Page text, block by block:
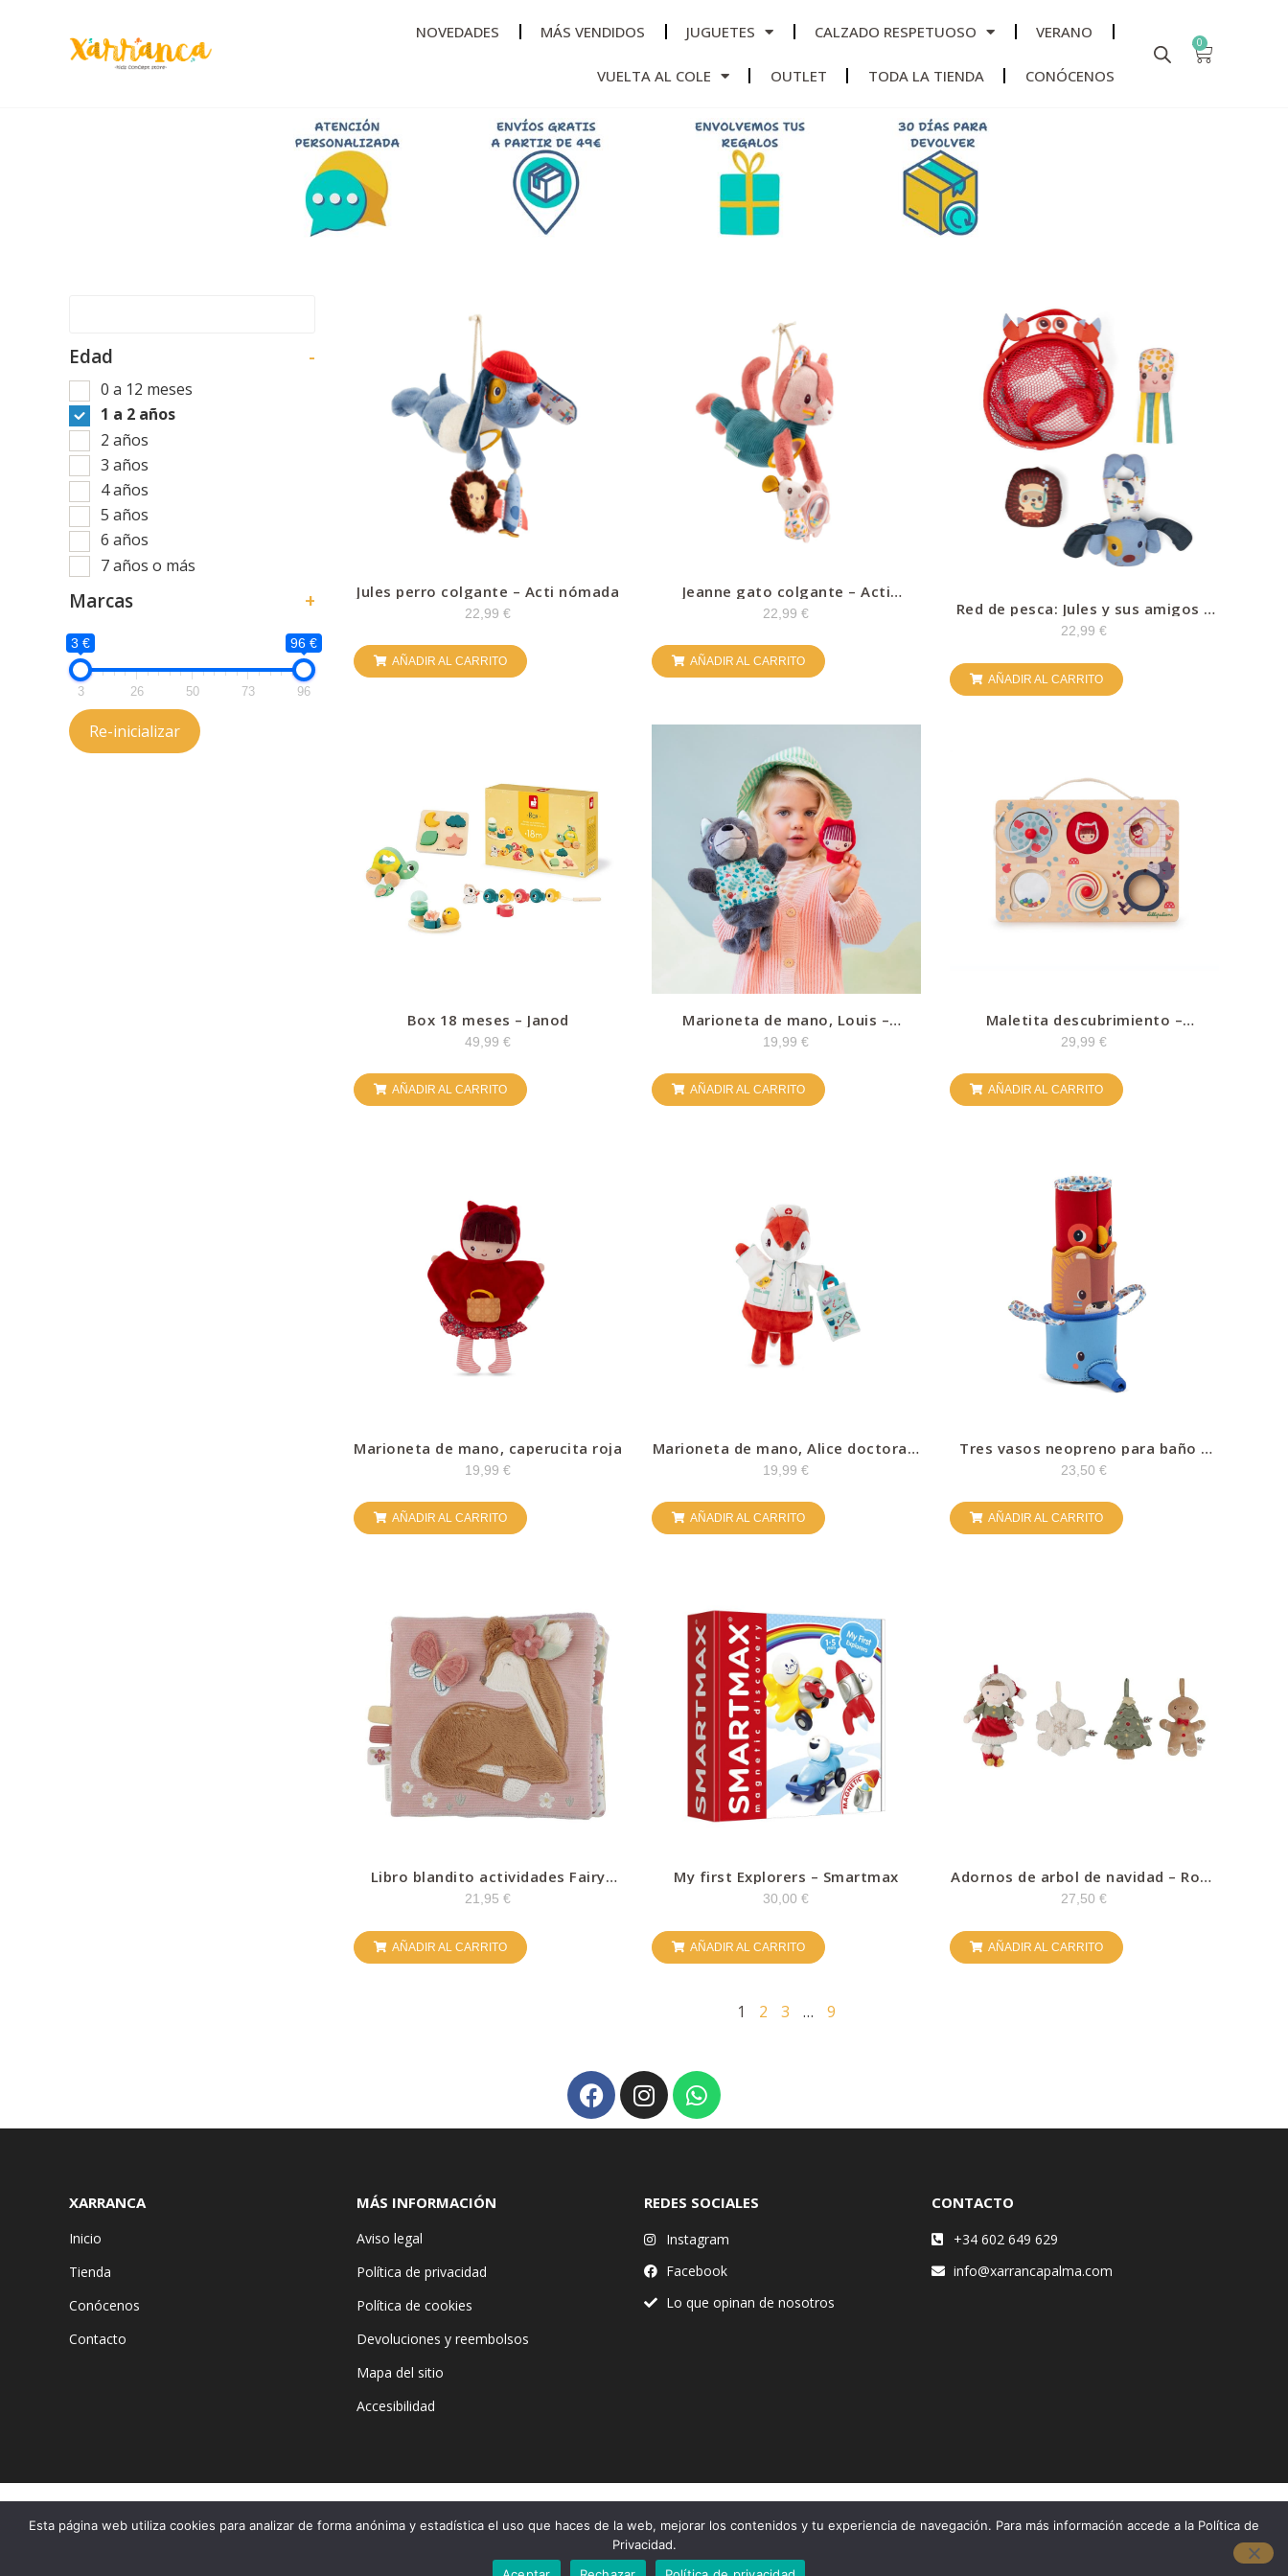
NOVEDADES MÁS VENDIDOS JUGUETES CALZADO RESPETUOSO VERANO
VUELTA AL COLE OUTLET TODA LA TIENDA CONÓCENOS
0
Edad -
0 a 12 meses
1 a 2 años
2 años
3 años
4 años
5 años
6 años
7 años o más
Marcas +
3 € 96 €
3 26 50 73 96
Re-inicializar
Jules perro colgante – Acti nómada
22,99€
AÑADIR AL CARRITO
Jeanne gato colgante – Acti
nómada
22,99€
AÑADIR AL CARRITO
Red de pesca: Jules y sus amigos –
Lilliputiens
22,99€
AÑADIR AL CARRITO
Box 18 meses – Janod
49,99€
AÑADIR AL CARRITO
Marioneta de mano, Louis –
Lilliputiens
19,99€
AÑADIR AL CARRITO
Maletita descubrimiento –
Lilliputiens
29,99€
AÑADIR AL CARRITO
Marioneta de mano, caperucita roja
19,99€
AÑADIR AL CARRITO
Marioneta de mano, Alice doctora –
Lilliputiens
19,99€
AÑADIR AL CARRITO
Tres vasos neopreno para baño –
Jack
23,50€
AÑADIR AL CARRITO
Libro blandito actividades Fairy
garden – Little Dutch
21,95€
AÑADIR AL CARRITO
My first Explorers – Smartmax
30,00€
AÑADIR AL CARRITO
Adornos de arbol de navidad – Rosa
– Little Dutch
27,50€
AÑADIR AL CARRITO
1 2 3 … 9
XARRANCA
Inicio
Tienda
Conócenos
Contacto
MÁS INFORMACIÓN
Aviso legal
Política de privacidad
Política de cookies
Devoluciones y reembolsos
Mapa del sitio
Accesibilidad
REDES SOCIALES
Instagram
Facebook
Lo que opinan de nosotros
CONTACTO
+34 602 649 629
info@xarrancapalma.com
Financiado por la Unión Europea – NextGenerationEU
Esta página web utiliza cookies para analizar de forma anónima y estadística el uso que haces de la web, mejorar los contenidos y tu experiencia de navegación. Para más información accede a la Política de
Privacidad.